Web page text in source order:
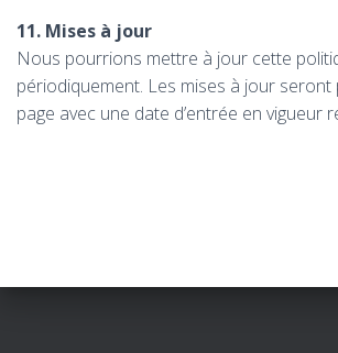
11. Mises à jour
Nous pourrions mettre à jour cette
périodiquement. Les mises à jour seront
page avec une date d’entrée en vigueur